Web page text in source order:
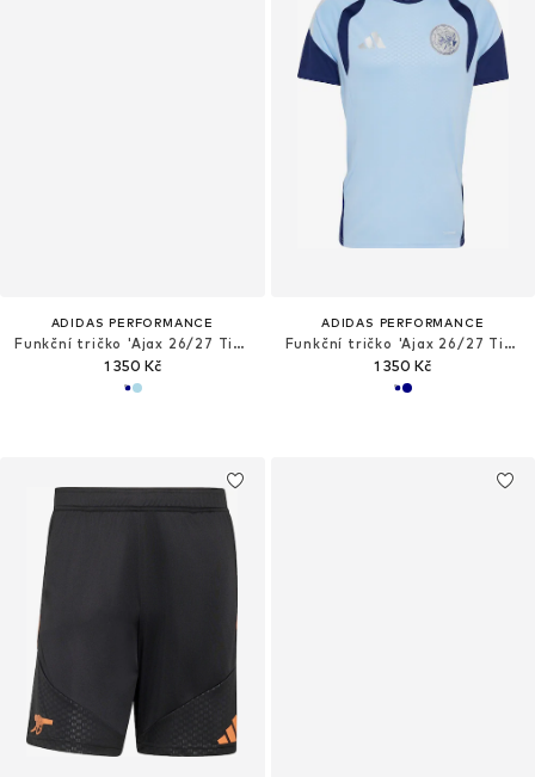
ADIDAS PERFORMANCE
Funkční tričko 'Ajax 26/27 Tiro26'
1 350 Kč
ADIDAS PERFORMANCE
Funkční tričko 'Ajax 26/27 Tiro26'
1 350 Kč